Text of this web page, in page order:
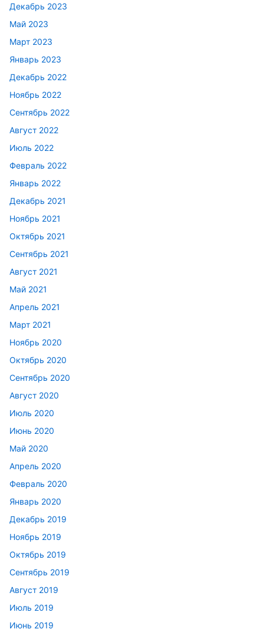
Декабрь 2023
Май 2023
Март 2023
Январь 2023
Декабрь 2022
Ноябрь 2022
Сентябрь 2022
Август 2022
Июль 2022
Февраль 2022
Январь 2022
Декабрь 2021
Ноябрь 2021
Октябрь 2021
Сентябрь 2021
Август 2021
Май 2021
Апрель 2021
Март 2021
Ноябрь 2020
Октябрь 2020
Сентябрь 2020
Август 2020
Июль 2020
Июнь 2020
Май 2020
Апрель 2020
Февраль 2020
Январь 2020
Декабрь 2019
Ноябрь 2019
Октябрь 2019
Сентябрь 2019
Август 2019
Июль 2019
Июнь 2019